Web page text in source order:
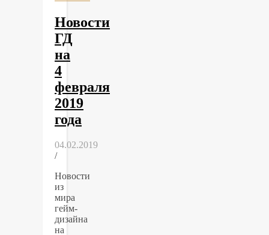
Новости
ГД
на
4
февраля
2019
года
04.02.2019
/
Новости
из
мира
гейм-
дизайна
на